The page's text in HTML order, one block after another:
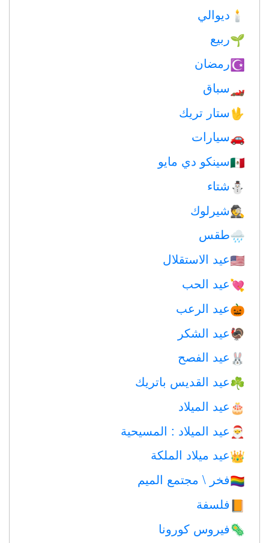
🕯 ديوالي
🌱ربيع
☪️رمضان
🏎 سباق
🖖ستار تريك
🚗سيارات
🇲🇽سينكو دي مايو
⛄ شتاء
🕵️شيرلوك
🌧طقس
🇺🇸عيد الاستقلال
💘عيد الحب
🎃عيد الرعب
🦃عيد الشكر
🐰 عيد الفصح
☘️عيد القديس باتريك
🎂 عيد الميلاد
🎅 عيد الميلاد : المسيحية
👑عيد ميلاد الملكة
🏳️‍🌈فخر \ مجتمع الميم
📙 فلسفة
🦠فيروس كورونا